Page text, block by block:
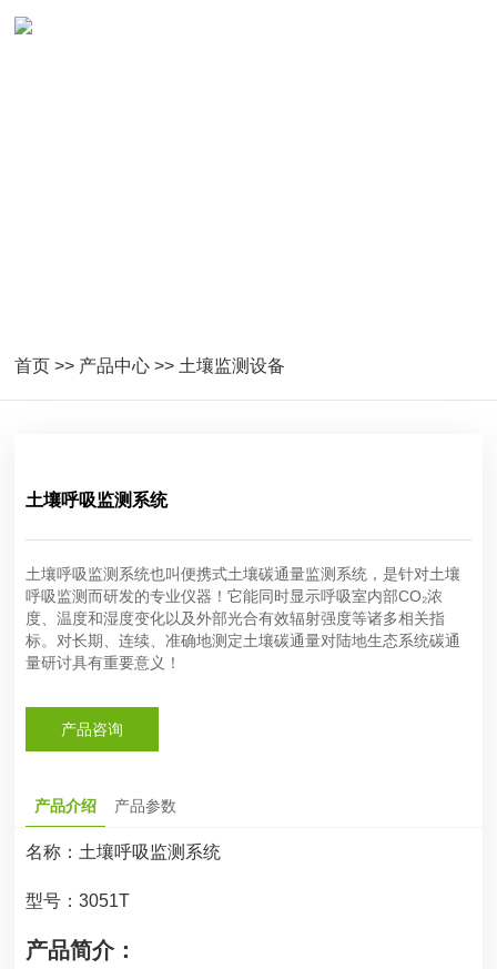
首页 >> 产品中心 >> 土壤监测设备
土壤呼吸监测系统
土壤呼吸监测系统也叫便携式土壤碳通量监测系统，是针对土壤
呼吸监测而研发的专业仪器！它能同时显示呼吸室内部CO₂浓
度、温度和湿度变化以及外部光合有效辐射强度等诸多相关指
标。对长期、连续、准确地测定土壤碳通量对陆地生态系统碳通
量研讨具有重要意义！
产品咨询
产品介绍 产品参数
名称： 土壤呼吸监测系统
型号：3051T
产品简介：